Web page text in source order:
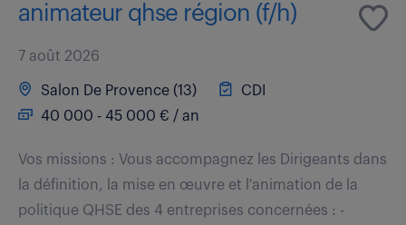
animateur qhse région (f/h)
7 août 2026
Salon De Provence (13)
CDI
40 000 - 45 000 € / an
Vos missions : Vous accompagnez les Dirigeants dans
la définition, la mise en œuvre et l'animation de la
politique QHSE des 4 entreprises concernées : -